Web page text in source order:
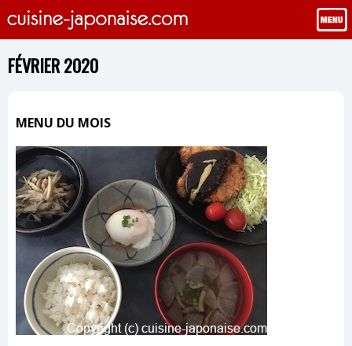
FÉVRIER 2020
MENU DU MOIS